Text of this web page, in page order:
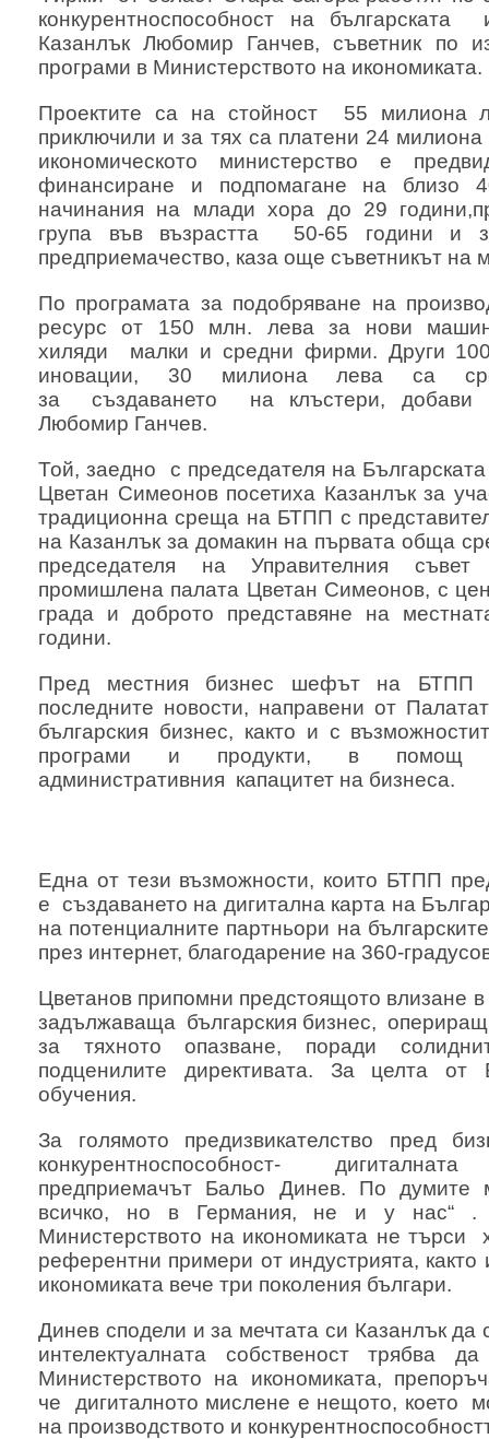
конкурентноспособност на
Казанлък Любомир Ганчев, съветник по
програми в Министерството на икономиката.
Проектите са на стойност 55 милиона
приключили и за тях са платени 24
икономическото министерство е
финансиране и подпомагане на близо
начинания на млади хора до 29
група във възрастта 50-65 години и
предприемачество, каза още съветникът
По програмата за подобряване на
ресурс от 150 млн. лева за нови
хиляди малки и средни фирми. Други
иновации, 30 милиона лева са
за създаването на клъстери, добави
Любомир Ганчев.
Той, заедно с председателя на
Цветан Симеонов посетиха Казанлък за
традиционна среща на БТПП с
на Казанлък за домакин на първата обща
председателя на Управителния съвет
промишлена палата Цветан Симеонов, с
града и доброто представяне на
години.
Пред местния бизнес шефът на БТПП
последните новости, направени от
българския бизнес, както и с
програми и продукти, в
административния капацитет на бизнеса.
Една от тези възможности, които БТПП
е създаването на дигитална карта на
на потенциалните партньори на
през интернет, благодарение на 360-
Цветанов припомни предстоящото влизане
задължаваща българския бизнес,
за тяхното опазване, поради
подценилите директивата. За целта
обучения.
За голямото предизвикателство пред
конкурентноспособност-
предприемачът Бальо Динев. По думите
всичко, но в Германия, не и у нас“ .
Министерството на икономиката не търси
референтни примери от индустрията, както
икономиката вече три поколения българи.
Динев сподели и за мечтата си Казанлък да
интелектуалната собственост
Министерството на икономиката,
че дигиталното мислене е нещото, което
на производството и